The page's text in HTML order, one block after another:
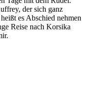
der sich ganz
es Abschied nehmen
Reise nach Korsika